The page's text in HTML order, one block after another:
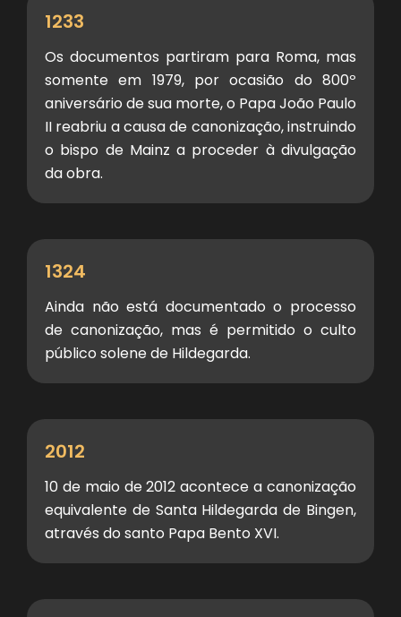
1233
Os documentos partiram para Roma, mas
somente em 1979, por ocasião do 800º
aniversário de sua morte, o Papa João Paulo
II reabriu a causa de canonização, instruindo
o bispo de Mainz a proceder à divulgação
da obra.
1324
Ainda não está documentado o processo
de canonização, mas é permitido o culto
público solene de Hildegarda.
2012
10 de maio de 2012 acontece a canonização
equivalente de Santa Hildegarda de Bingen,
através do santo Papa Bento XVI.